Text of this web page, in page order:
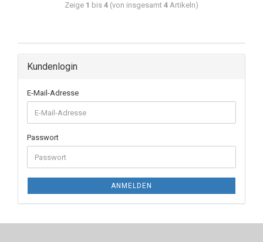
Zeige 1 bis 4 (von insgesamt 4 Artikeln)
Kundenlogin
E-Mail-Adresse
Passwort
ANMELDEN